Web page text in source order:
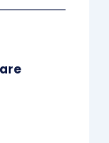
della
fattura, il